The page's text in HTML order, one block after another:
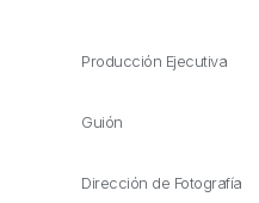
Producción Ejecutiva
Guión
Dirección de Fotografía